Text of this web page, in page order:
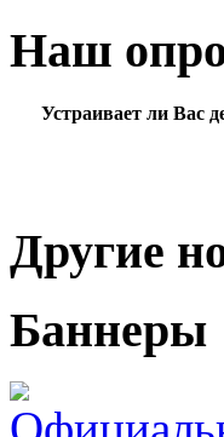
Наш
Устраивает ли Вас
Другие
Баннеры